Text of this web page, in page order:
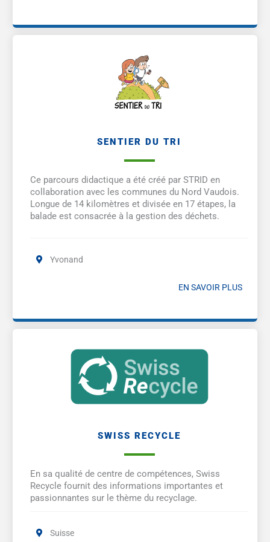
SENTIER DU TRI
Ce parcours didactique a été créé par STRID en
collaboration avec les communes du Nord Vaudois.
Longue de 14 kilomètres et divisée en 17 étapes, la
balade est consacrée à la gestion des déchets.
Yvonand
EN SAVOIR PLUS
SWISS RECYCLE
En sa qualité de centre de compétences, Swiss
Recycle fournit des informations importantes et
passionnantes sur le thème du recyclage.
Suisse